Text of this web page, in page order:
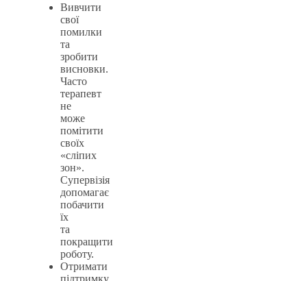
Вивчити
свої
помилки
та
зробити
висновки.
Часто
терапевт
не
може
помітити
своїх
«сліпих
зон».
Супервізія
допомагає
побачити
їх
та
покращити
роботу.
Отримати
підтримку